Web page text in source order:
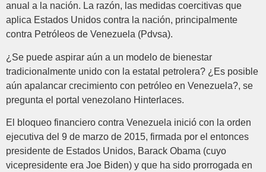
anual a la nación. La razón, las medidas coercitivas que
aplica Estados Unidos contra la nación, principalmente
contra Petróleos de Venezuela (Pdvsa).
¿Se puede aspirar aún a un modelo de bienestar
tradicionalmente unido con la estatal petrolera? ¿Es posible
aún apalancar crecimiento con petróleo en Venezuela?, se
pregunta el portal venezolano Hinterlaces.
El bloqueo financiero contra Venezuela inició con la orden
ejecutiva del 9 de marzo de 2015, firmada por el entonces
presidente de Estados Unidos, Barack Obama (cuyo
vicepresidente era Joe Biden) y que ha sido prorrogada en